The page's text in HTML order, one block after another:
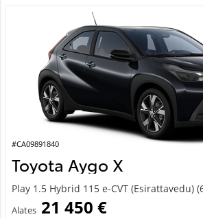
#CA09891840
Toyota Aygo X
Play 1.5 Hybrid 115 e-CVT (Esirattavedu)
Alates 21 450 €